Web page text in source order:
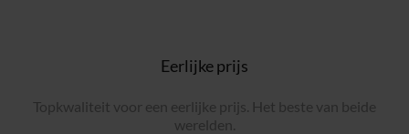
Eerlijke prijs
Topkwaliteit voor een eerlijke prijs. Het beste van beide
werelden.